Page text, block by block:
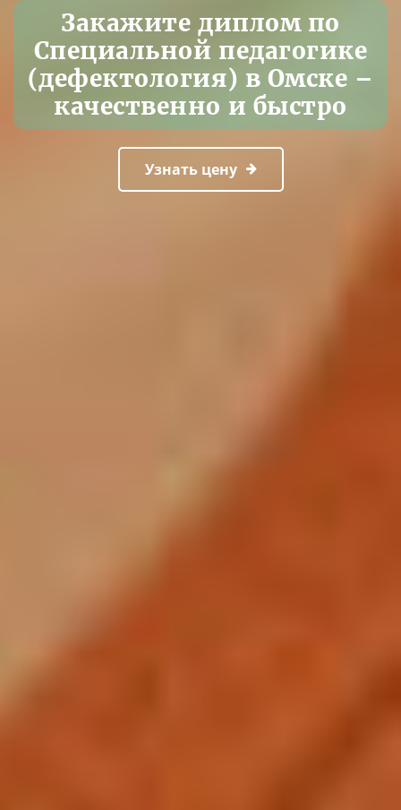
Закажите диплом по
Специальной педагогике
(дефектология) в Омске –
качественно и быстро
Узнать цену